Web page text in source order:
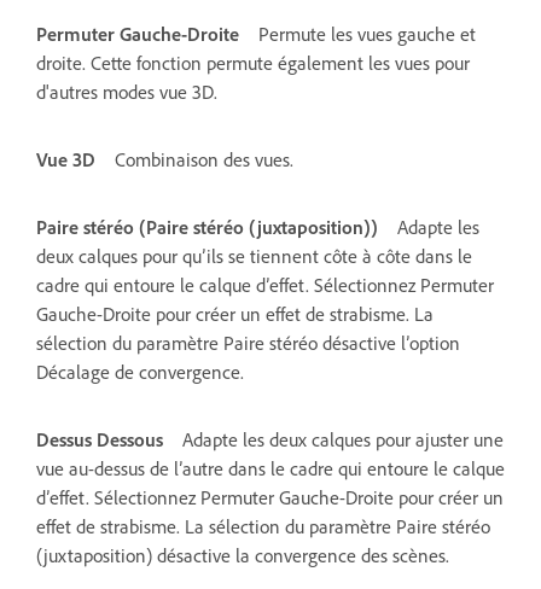
Permuter Gauche-Droite
Permute les vues gauche et
droite. Cette fonction permute également les vues pour
d'autres modes vue 3D.
Vue 3D Combinaison des vues.
Paire stéréo (Paire stéréo (juxtaposition))
Adapte les
deux calques pour qu’ils se tiennent côte à côte dans le
cadre qui entoure le calque d’effet. Sélectionnez Permuter
Gauche-Droite pour créer un effet de strabisme. La
sélection du paramètre Paire stéréo désactive l’option
Décalage de convergence.
Dessus Dessous
Adapte les deux calques pour ajuster une
vue au-dessus de l’autre dans le cadre qui entoure le calque
d’effet. Sélectionnez Permuter Gauche-Droite pour créer un
effet de strabisme. La sélection du paramètre Paire stéréo
(juxtaposition) désactive la convergence des scènes.